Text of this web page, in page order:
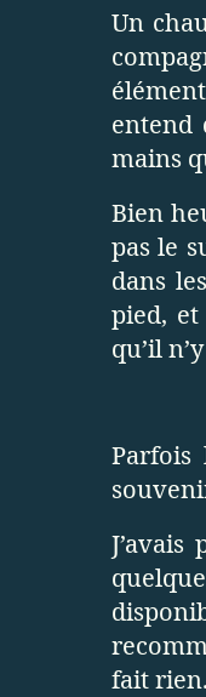
Un
entend
mains
Bien
pas le
dans
pied,
qu’il
Parfois
fait rien.